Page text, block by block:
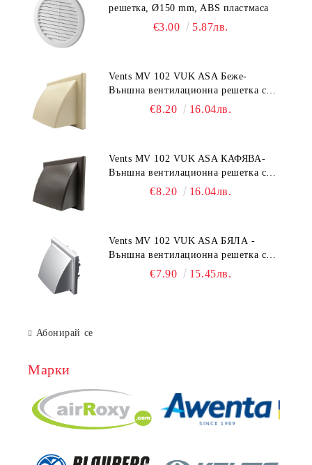
решетка, Ø150 mm, ABS пластмаса
€3.00 5.87лв.
Vents MV 102 VUK ASA Беже-
Външна вентилационна решетка с
гравитачна клапа Ø 100, Ø 125,
€8.20 16.04лв.
Vents MV 102 VUK ASA КАФЯВА-
Външна вентилационна решетка с
гравитачна клапа Ø 100, Ø 125,
€8.20 16.04лв.
Vents MV 102 VUK ASA БЯЛА -
Външна вентилационна решетка с
гравитачна клапа Ø 100, Ø 125,
€7.90 15.45лв.
Абонирай се
Марки